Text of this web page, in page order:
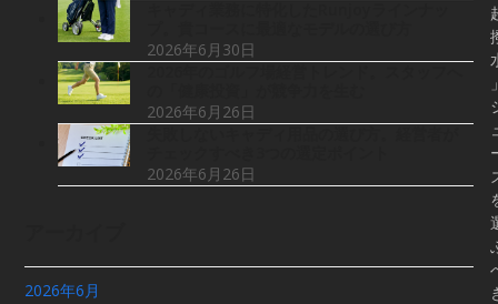
2026年6月30日
2026年6月26日
2026年6月26日
2026年6月